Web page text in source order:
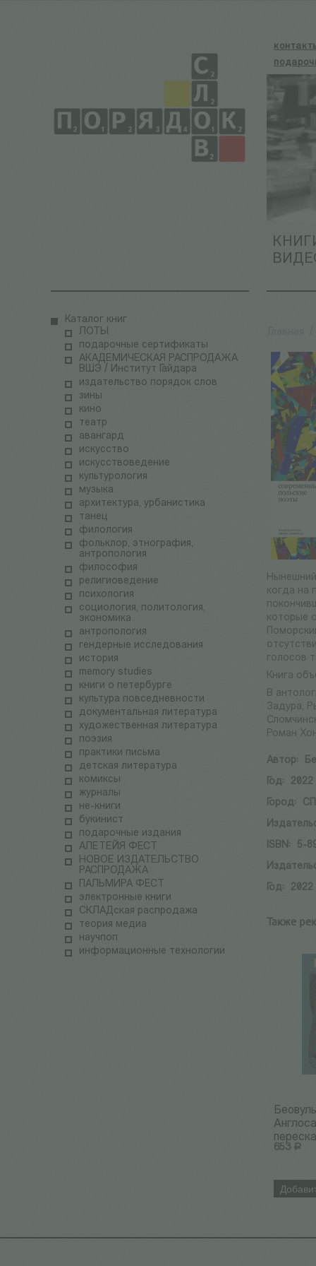
Каталог книг
ЛОТЫ
подарочные сертификаты
АКАДЕМИЧЕСКАЯ РАСПРОДАЖА
ВШЭ / Институт Гайдара
издательство порядок слов
зины
кино
театр
авангард
искусство
искусствоведение
культурология
музыка
архитектура, урбанистика
танец
филология
фольклор, этнография,
антропология
философия
религиоведение
психология
социология, политология,
экономика
антропология
гендерные исследования
история
memory studies
книги о петербурге
культура повседневности
документальная литература
художественная литература
поэзия
практики письма
детская литература
комиксы
журналы
не-книги
букинист
подарочные издания
АЛЕТЕЙЯ ФЕСТ
НОВОЕ ИЗДАТЕЛЬСТВО
РАСПРОДАЖА
ПАЛЬМИРА ФЕСТ
электронные книги
СКЛАДская распродажа
теория медиа
научпоп
информационные технологии
когда на
которые
голосов
Книга
В
Задура,
Роман
Автор:
Год:
2022
Город:
ISBN:
5-
Год:
2022
Также
653 Р